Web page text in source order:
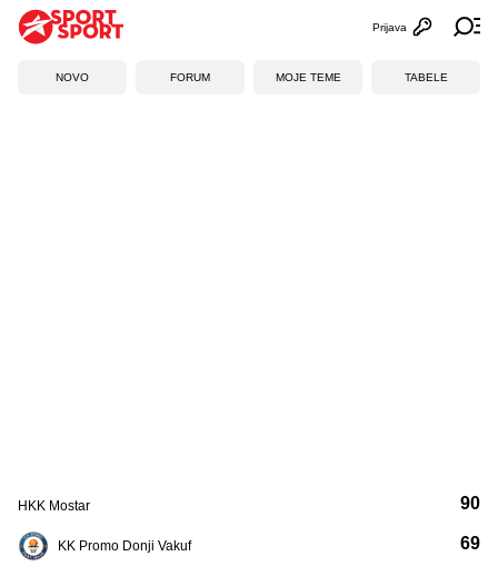
Otvori
Prijava
NOVO FORUM MOJE TEME TABELE
HKK Mostar
KK Promo Donji Vakuf
90
69